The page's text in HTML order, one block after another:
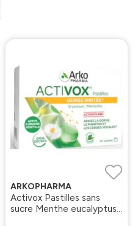
ARKOPHARMA
Activox Pastilles sans
sucre Menthe eucalyptus